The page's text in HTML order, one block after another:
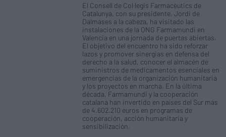
El Consell de Col·legis Farmacèutics de
Catalunya, con su presidente, Jordi de
Dalmases a la cabeza, ha visitado las
instalaciones de la ONG Farmamundi en
Valencia en una jornada de puertas abiertas.
El objetivo del encuentro ha sido reforzar
lazos y promover sinergias en defensa del
derecho a la salud, conocer el almacén de
suministros de medicamentos esenciales en
emergencias de la organización humanitaria
y los proyectos en marcha. En la última
década, Farmamundi y la cooperación
catalana han invertido en países del Sur más
de 4.602.210 euros en programas de
cooperación, acción humanitaria y
sensibilización.